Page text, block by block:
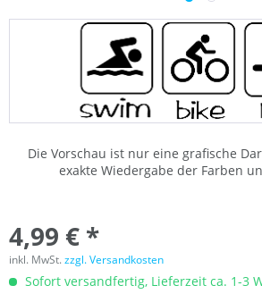
Die Vorschau ist nur eine grafische
exakte Wiedergabe der Farben
4,99 € *
inkl. MwSt.zzgl. Versandkosten
Sofort versandfertig, Lieferzeit ca. 1-3